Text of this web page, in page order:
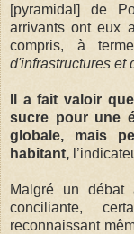
[pyramidal] de
arrivants ont eux
compris, à
d'infrastructures et
Il a fait valoir
sucre pour une
globale, mais
habitant,
Malgré un débat
conciliante,
reconnaissant